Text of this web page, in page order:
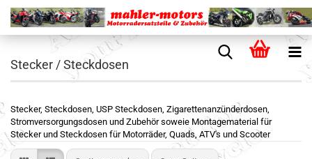
Stecker / Steckdosen
Stecker, Steckdosen, USP Steckdosen, Zigarettenanzünderdosen,
Stromversorgungsdosen und Zubehör soweie Montagematerial für
Stecker und Steckdosen für Motorräder, Quads, ATV's und Scooter